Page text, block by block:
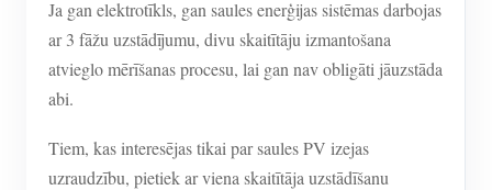
Ja gan elektrotīkls, gan saules enerģijas sistēmas darbojas
ar 3 fāžu uzstādījumu, divu skaitītāju izmantošana
atvieglo mērīšanas procesu, lai gan nav obligāti jāuzstāda
abi.
Tiem, kas interesējas tikai par saules PV izejas
uzraudzību, pietiek ar viena skaitītāja uzstādīšanu